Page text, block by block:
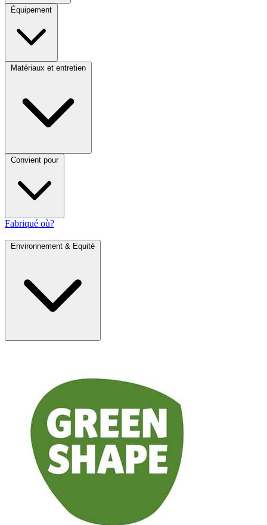
Équipement
Matériaux et entretien
Convient pour
Fabriqué où?
Environnement & Equité